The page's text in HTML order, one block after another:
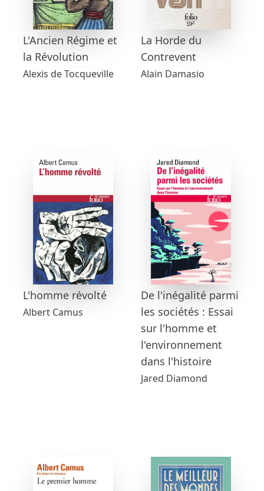
L'Ancien Régime et
la Révolution
Alexis de Tocqueville
La Horde du
Contrevent
Alain Damasio
L'homme révolté
Albert Camus
De l'inégalité parmi
les sociétés : Essai
sur l'homme et
l'environnement
dans l'histoire
Jared Diamond